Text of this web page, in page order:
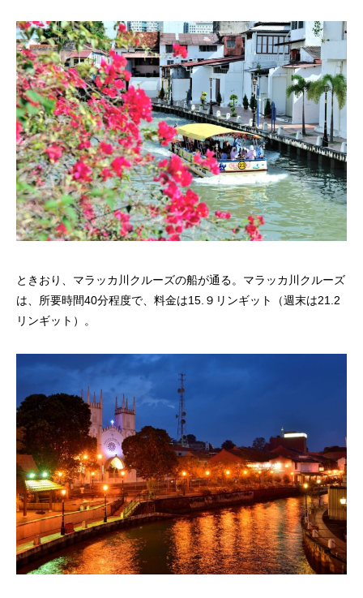
ときおり、マラッカ川クルーズの船が通る。マラッカ川クルーズ
は、所要時間40分程度で、料金は15.９リンギット（週末は21.2
リンギット）。